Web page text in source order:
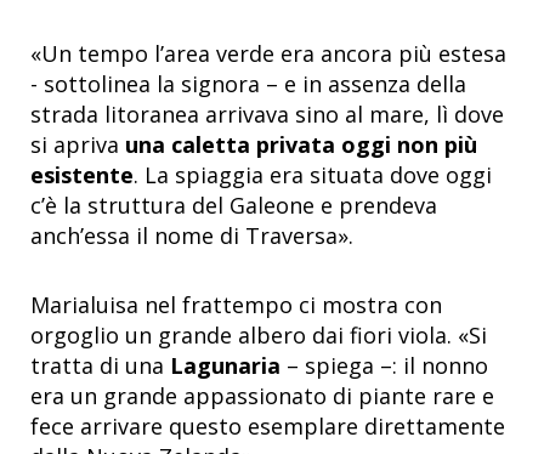
«Un tempo l’area verde era ancora più estesa
- sottolinea la signora – e in assenza della
strada litoranea arrivava sino al mare, lì dove
si apriva una caletta privata oggi non più
esistente. La spiaggia era situata dove oggi
c’è la struttura del Galeone e prendeva
anch’essa il nome di Traversa».
Marialuisa nel frattempo ci mostra con
orgoglio un grande albero dai fiori viola. «Si
tratta di una Lagunaria – spiega –: il nonno
era un grande appassionato di piante rare e
fece arrivare questo esemplare direttamente